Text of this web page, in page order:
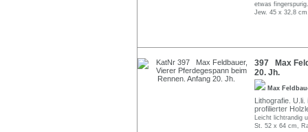
etwas fingerspurig.
Jew. 45 x 32,8
397 Max
20. Jh.
Max
Lithografie.
profilierter
Leicht lichtrandig
St. 52 x 64 cm,